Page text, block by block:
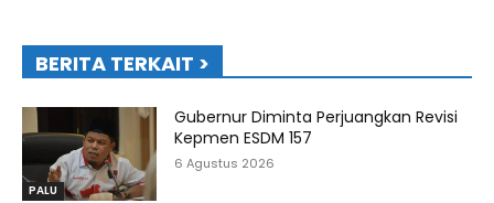
BERITA TERKAIT >
PALU
Gubernur Diminta Perjuangkan Revisi
Kepmen ESDM 157
6 Agustus 2026